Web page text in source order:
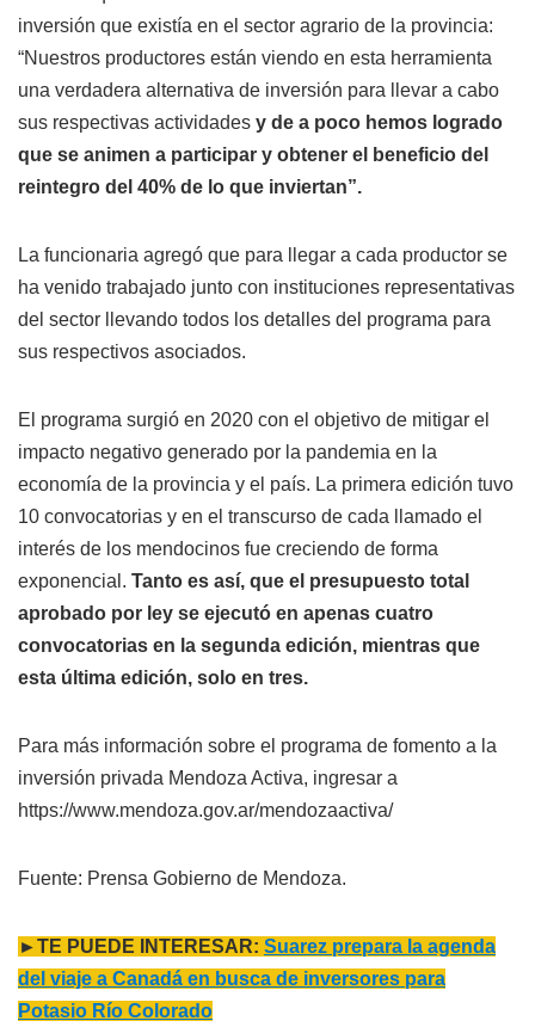
inversión que existía en el sector agrario de la provincia:
“Nuestros productores están viendo en esta herramienta
una verdadera alternativa de inversión para llevar a cabo
sus respectivas actividades y de a poco hemos logrado
que se animen a participar y obtener el beneficio del
reintegro del 40% de lo que inviertan”.
La funcionaria agregó que para llegar a cada productor se
ha venido trabajado junto con instituciones representativas
del sector llevando todos los detalles del programa para
sus respectivos asociados.
El programa surgió en 2020 con el objetivo de mitigar el
impacto negativo generado por la pandemia en la
economía de la provincia y el país. La primera edición tuvo
10 convocatorias y en el transcurso de cada llamado el
interés de los mendocinos fue creciendo de forma
exponencial. Tanto es así, que el presupuesto total
aprobado por ley se ejecutó en apenas cuatro
convocatorias en la segunda edición, mientras que
esta última edición, solo en tres.
Para más información sobre el programa de fomento a la
inversión privada Mendoza Activa, ingresar a
https://www.mendoza.gov.ar/mendozaactiva/
Fuente: Prensa Gobierno de Mendoza.
►TE PUEDE INTERESAR: Suarez prepara la agenda
del viaje a Canadá en busca de inversores para
Potasio Río Colorado